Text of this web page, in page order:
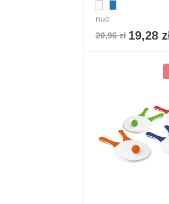
nuo
20,96 zł 19,28